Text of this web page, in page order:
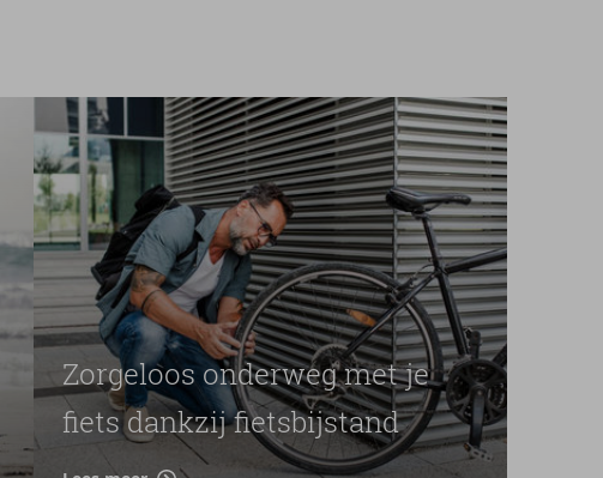
Zorgeloos onderweg met je
fiets dankzij fietsbijstand